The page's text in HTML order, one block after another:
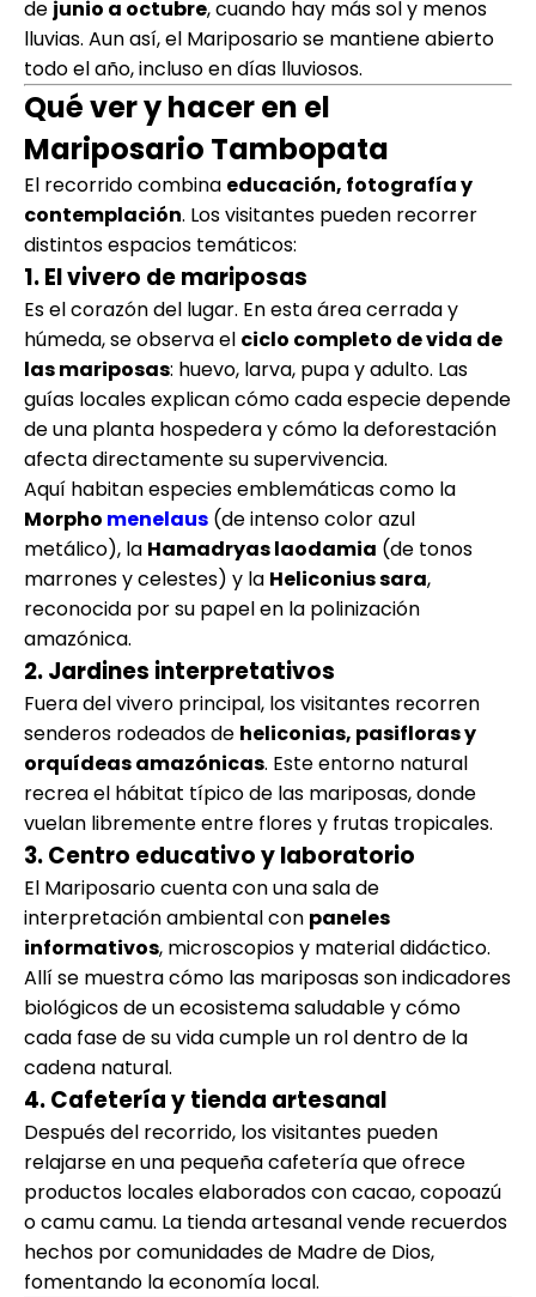
de junio a octubre, cuando hay más sol y menos
lluvias. Aun así, el Mariposario se mantiene abierto
todo el año, incluso en días lluviosos.
Qué ver y hacer en el
Mariposario Tambopata
El recorrido combina educación, fotografía y
contemplación. Los visitantes pueden recorrer
distintos espacios temáticos:
1. El vivero de mariposas
Es el corazón del lugar. En esta área cerrada y
húmeda, se observa el ciclo completo de vida de
las mariposas: huevo, larva, pupa y adulto. Las
guías locales explican cómo cada especie depende
de una planta hospedera y cómo la deforestación
afecta directamente su supervivencia.
Aquí habitan especies emblemáticas como la
Morpho menelaus (de intenso color azul
metálico), la Hamadryas laodamia (de tonos
marrones y celestes) y la Heliconius sara,
reconocida por su papel en la polinización
amazónica.
2. Jardines interpretativos
Fuera del vivero principal, los visitantes recorren
senderos rodeados de heliconias, pasifloras y
orquídeas amazónicas. Este entorno natural
recrea el hábitat típico de las mariposas, donde
vuelan libremente entre flores y frutas tropicales.
3. Centro educativo y laboratorio
El Mariposario cuenta con una sala de
interpretación ambiental con paneles
informativos, microscopios y material didáctico.
Allí se muestra cómo las mariposas son indicadores
biológicos de un ecosistema saludable y cómo
cada fase de su vida cumple un rol dentro de la
cadena natural.
4. Cafetería y tienda artesanal
Después del recorrido, los visitantes pueden
relajarse en una pequeña cafetería que ofrece
productos locales elaborados con cacao, copoazú
o camu camu. La tienda artesanal vende recuerdos
hechos por comunidades de Madre de Dios,
fomentando la economía local.